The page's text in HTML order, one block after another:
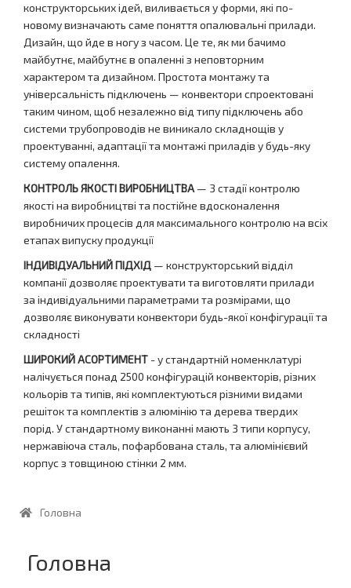
конструкторських ідей, виливається у форми, які по-
новому визначають саме поняття опалювальні прилади.
Дизайн, що йде в ногу з часом. Це те, як ми бачимо
майбутнє, майбутнє в опаленні з неповторним
характером та дизайном. Простота монтажу та
універсальність підключень — конвектори спроектовані
таким чином, щоб незалежно від типу підключень або
системи трубопроводів не виникало складнощів у
проектуванні, адаптації та монтажі приладів у будь-яку
систему опалення.
КОНТРОЛЬ ЯКОСТІ ВИРОБНИЦТВА — 3 стадії контролю
якості на виробництві та постійне вдосконалення
виробничих процесів для максимального контролю на всіх
етапах випуску продукції
ІНДИВІДУАЛЬНИЙ ПІДХІД — конструкторський відділ
компанії дозволяє проектувати та виготовляти прилади
за індивідуальними параметрами та розмірами, що
дозволяє виконувати конвектори будь-якої конфігурації та
складності
ШИРОКИЙ АСОРТИМЕНТ - у стандартній номенклатурі
налічується понад 2500 конфігурацій конвекторів, різних
кольорів та типів, які комплектуються різними видами
решіток та комплектів з алюмінію та дерева твердих
порід. У стандартному виконанні мають 3 типи корпусу,
нержавіюча сталь, пофарбована сталь, та алюмінієвий
корпус з товщиною стінки 2 мм.
Головна
Головна